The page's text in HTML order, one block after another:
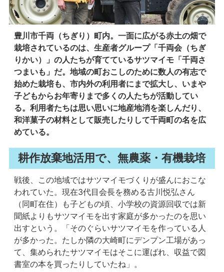
豊川市千両（ちぎり）町内。一面に広がる赤土の畑で
栽培されているのは、生産者グループ「千両会（ちぎ
りかい）」の人たちが育てているサツマイモ「千両さ
つまいも」だ。地域の町おこしのために数人の有志で
始めた栽培も、市内外の利用者にまで拡大し、いまや
子どもからお年寄りまで多くの人たちが活動してい
る。利用者たちは思い思いに地産地消を楽しんだり、
和洋菓子の材料として販売したりして千両町の名を広
めている。
耕作放棄地活用で、無農薬・有機栽培
戦後、この地域ではサツマイモづくりが盛んにおこな
われていた。現在3代目会長を務める古川悦弘さん
（同町在住）も子どもの頃、小学校の資源回収では新
聞紙よりもサツマイモを出す家庭が多かったのを思い
出すという。「そのぐらいサツマイモを作っている人
が多かった。たしか隣の大崎町にデンプン工場があっ
て、集められたサツマイモはそこに運ばれ、収益で図
書室の本を買ったりしていたね」。